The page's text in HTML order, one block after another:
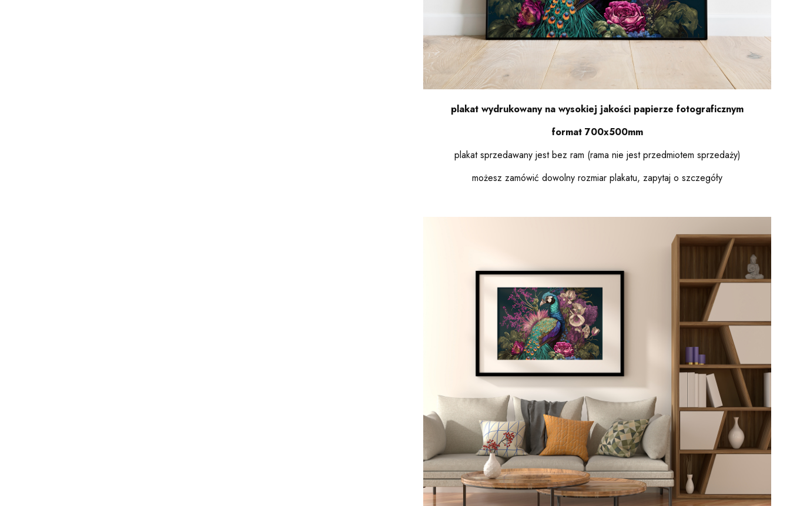
plakat wydrukowany na wysokiej jakości papierze fotograficznym
format 700x500mm
plakat sprzedawany jest bez ram (rama nie jest przedmiotem sprzedaży)
możesz zamówić dowolny rozmiar plakatu, zapytaj o szczegóły